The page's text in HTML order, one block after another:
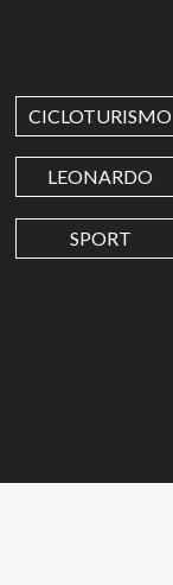
CICLOTURISMO
LEONARDO
SPORT